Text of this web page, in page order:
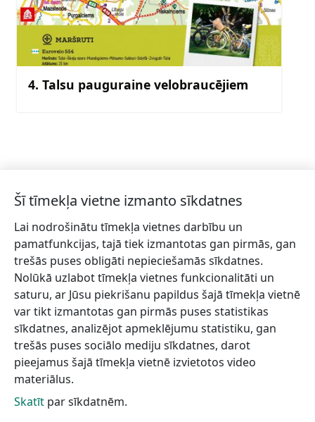
4. Talsu pauguraine velobraucējiem
Piesakies jaunumiem!
Pieraksties jaunumiem e-pastā un nepalaid garām
jaunākās aktualitātes.
Vēlos saņemt jaunumus uz norādīto e-pasta adresi.
Šī tīmekļa vietne izmanto sīkdatnes
Lai nodrošinātu tīmekļa vietnes darbību un
pamatfunkcijas, tajā tiek izmantotas gan pirmās, gan
trešās puses obligāti nepieciešamās sīkdatnes.
Nolūkā uzlabot tīmekļa vietnes funkcionalitāti un
saturu, ar Jūsu piekrišanu papildus šajā tīmekļa vietnē
var tikt izmantotas gan pirmās puses statistikas
sīkdatnes, analizējot apmeklējumu statistiku, gan
trešās puses sociālo mediju sīkdatnes, darot
pieejamus šajā tīmekļa vietnē izvietotos video
materiālus.
Skatīt par sīkdatnēm.